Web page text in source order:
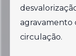
agravamento
circulação.